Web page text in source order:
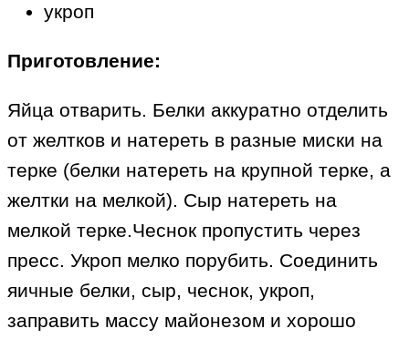
укроп
Приготовление:
Яйца отварить. Белки аккуратно отделить
от желтков и натереть в разные миски на
терке (белки натереть на крупной терке, а
желтки на мелкой). Сыр натереть на
мелкой терке.Чеснок пропустить через
пресс. Укроп мелко порубить. Соединить
яичные белки, сыр, чеснок, укроп,
заправить массу майонезом и хорошо